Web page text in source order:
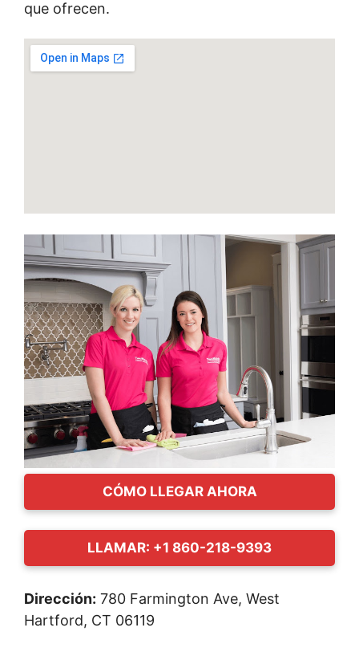
que ofrecen.
CÓMO LLEGAR AHORA
LLAMAR: +1 860-218-9393
Dirección: 780 Farmington Ave, West
Hartford, CT 06119